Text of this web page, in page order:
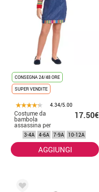
CONSEGNA 24/48 ORE
SUPER VENDITE
4.34/5.00
Costume da
bambola
assassina per
ragazza
17.50€
3-4A 4-6A 7-9A 10-12A
AGGIUNGI